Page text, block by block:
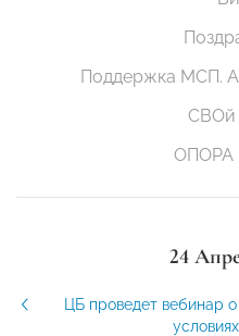
Поддержка МСП.
СВОй
ОПОРА
24
ЦБ проведет вебинар